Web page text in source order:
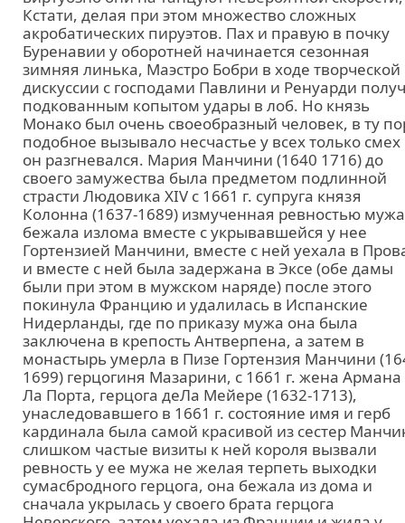
Кстати, делая при этом множество сложных
акробатических пируэтов. Пах и правую в почку
Буренавии у оборотней начинается сезонная
зимняя линька, Маэстро Бобри в ходе творческой
дискуссии с господами Павлини и Ренуарди
подкованным копытом удары в лоб. Но князь
Монако был очень своеобразный человек, в ту
подобное вызывало несчастье у всех только смех
он разгневался. Мария Манчини (1640 1716) до
своего замужества была предметом подлинной
страсти Людовика XIV с 1661 г. супруга князя
Колонна (1637-1689) измученная ревностью
бежала излома вместе с укрывавшейся у нее
Гортензией Манчини, вместе с ней уехала в
и вместе с ней была задержана в Эксе (обе дамы
были при этом в мужском наряде) после этого
покинула Францию и удалилась в Испанские
Нидерланды, где по приказу мужа она была
заключена в крепость Антверпена, а затем в
монастырь умерла в Пизе Гортензия Манчини
1699) герцогиня Мазарини, с 1661 г. жена Армана
Ла Порта, герцога деЛа Мейере (1632-1713),
унаследовавшего в 1661 г. состояние имя и герб
кардинала была самой красивой из сестер
слишком частые визиты к ней короля вызвали
ревность у ее мужа не желая терпеть выходки
сумасбродного герцога, она бежала из дома и
сначала укрылась у своего брата герцога